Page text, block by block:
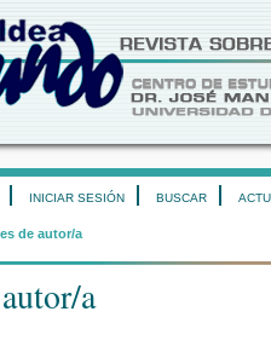
INICIAR SESIÓN BUSCAR
de autor/a
a